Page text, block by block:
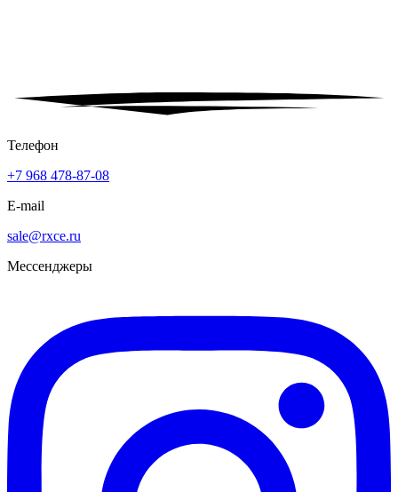
Телефон
+7 968 478-87-08
E-mail
sale@rxce.ru
Мессенджеры